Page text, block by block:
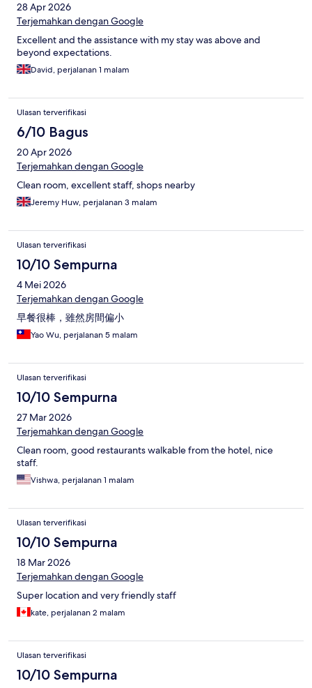
28 Apr 2026
Terjemahkan dengan Google
Excellent and the assistance with my stay was above and
beyond expectations.
David, perjalanan 1 malam
Ulasan terverifikasi
6/10 Bagus
20 Apr 2026
Terjemahkan dengan Google
Clean room, excellent staff, shops nearby
Jeremy Huw, perjalanan 3 malam
Ulasan terverifikasi
10/10 Sempurna
4 Mei 2026
Terjemahkan dengan Google
早餐很棒，雖然房間偏小
Yao Wu, perjalanan 5 malam
Ulasan terverifikasi
10/10 Sempurna
27 Mar 2026
Terjemahkan dengan Google
Clean room, good restaurants walkable from the hotel, nice
staff.
Vishwa, perjalanan 1 malam
Ulasan terverifikasi
10/10 Sempurna
18 Mar 2026
Terjemahkan dengan Google
Super location and very friendly staff
kate, perjalanan 2 malam
Ulasan terverifikasi
10/10 Sempurna